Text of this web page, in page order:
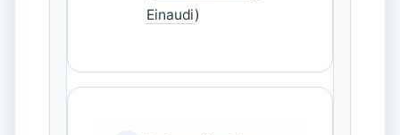
Einaudi)